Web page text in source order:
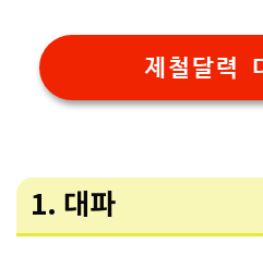
제철달력
1. 대파